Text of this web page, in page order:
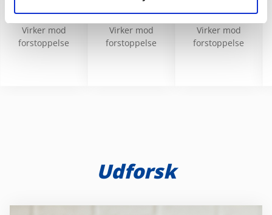
Virker mod
forstoppelse
Virker mod
forstoppelse
Virker mod
forstoppelse
Udforsk